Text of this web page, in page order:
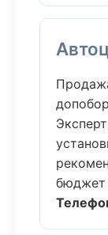
бюджет